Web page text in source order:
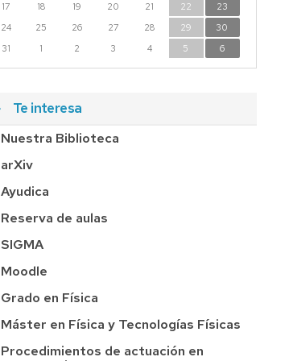
17
18 19 20 21 22
23
24
25 26 27 28 29
30
31
1 2 3 4 5 6
Te interesa
Nuestra Biblioteca
arXiv
Ayudica
Reserva de aulas
SIGMA
Moodle
Grado en Física
Máster en Física y Tecnologías Físicas
Procedimientos de actuación en